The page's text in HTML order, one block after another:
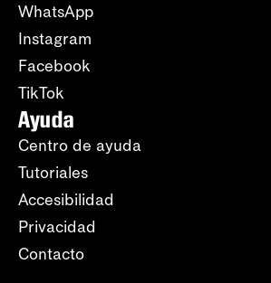
WhatsApp
Instagram
Facebook
TikTok
Ayuda
Centro de ayuda
Tutoriales
Accesibilidad
Privacidad
Contacto